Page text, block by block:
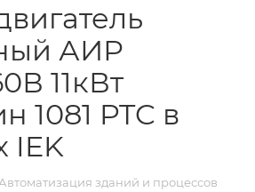
АИР
11кВт
1081 PTC в
IEK
Автоматизация зданий и процессов